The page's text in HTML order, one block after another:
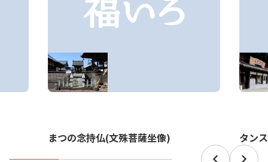
まつの念持仏(文殊菩薩坐像) タン